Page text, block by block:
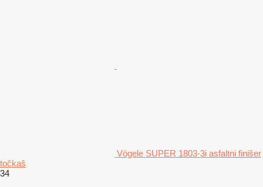
Vögele SUPER 1803-3i asfaltni finišer
točkaš
34